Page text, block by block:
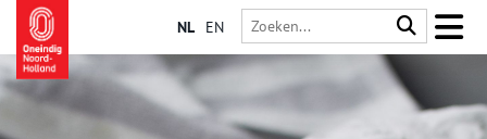
NL EN